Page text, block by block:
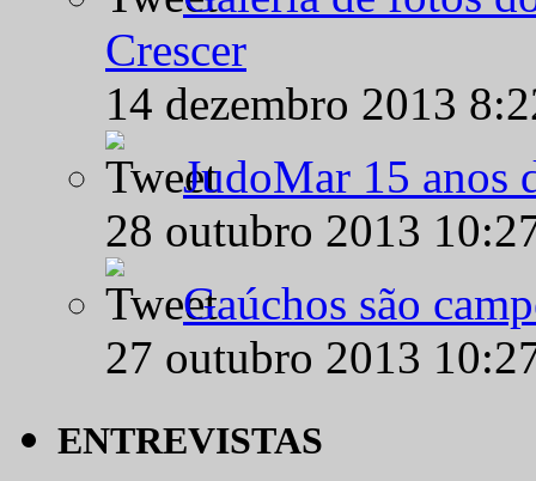
Crescer
14 dezembro 2013
JudoMar 15 anos
28 outubro 2013
Gaúchos são
27 outubro 2013
ENTREVISTAS